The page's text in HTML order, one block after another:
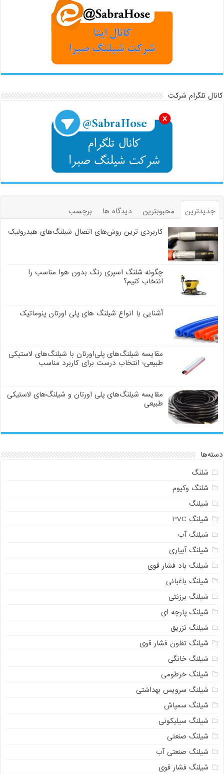
کانال تلگرام شرکت
جدیدترین محبوبترین دیدگاه ها
برچسب
کاربردی ترین روش‌های اتصال شیلنگ‌های هیدرولیک
چگونه شلنگ اسپری رنگ بدون هوا مناسب را
انتخاب کنیم؟
آشنایی با انواع شیلنگ های پلی اورتان پنوماتیک
مقایسه شیلنگ‌های پلی‌اورتان با شیلنگ‌های لاستیکی
طبیعی؛ انتخاب درست برای کاربرد مناسب
مقایسه شیلنگ‌های پلی اورتان و شیلنگ‌های لاستیکی
طبیعی
دسته‌ها
شلنگ
شلنگ وکیوم
شیلنگ
شیلنگ PVC
شیلنگ آب
شیلنگ آبیاری
شیلنگ باد فشار قوی
شیلنگ باغبانی
شیلنگ برزنتی
شیلنگ پارچه‌ ای
شیلنگ تزریق
شیلنگ تفلون فشار قوی
شیلنگ خانگی
شیلنگ خرطومی
شیلنگ سرویس بهداشتی
شیلنگ سمپاش
شیلنگ سیلیکونی
شیلنگ صنعتی
شیلنگ صنعتی آب
شیلنگ فشار قوی